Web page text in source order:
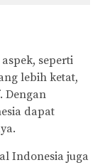
seperti
lebih ketat,
Dengan
dapat
Indonesia juga